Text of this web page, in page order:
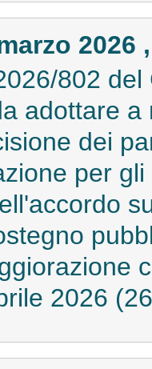
2026
802
adottare
dei
per
2026